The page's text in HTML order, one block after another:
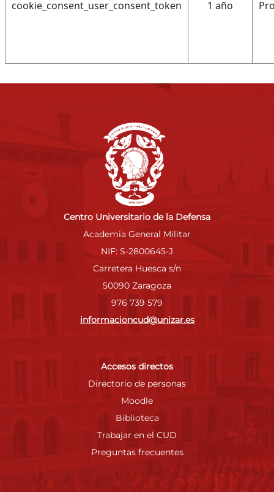
cookie_consent_user_consent_token 1 año
Centro Universitario de la Defensa
Academia General Militar
NIF: S-2800645-J
Carretera Huesca s/n
50090 Zaragoza
976 739 579
informacioncud@unizar.es
Accesos directos
Directorio de personas
Moodle
Biblioteca
Trabajar en el CUD
Preguntas frecuentes